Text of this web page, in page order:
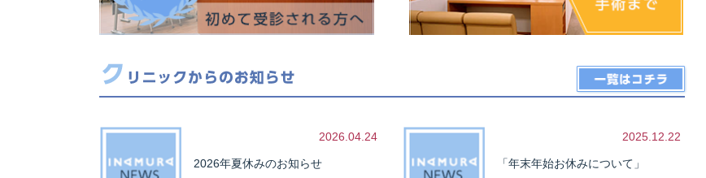
2026.04.24
2026年夏休みのお知らせ
2025.12.22
「年末年始お休みについて」